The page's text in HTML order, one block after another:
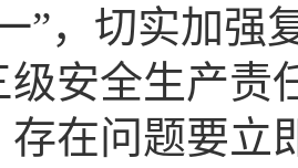
”，切实加强
级安全生产责
存在问题要立